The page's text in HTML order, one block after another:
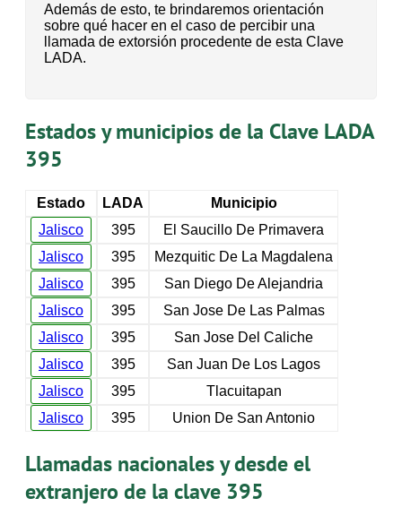
Además de esto, te brindaremos orientación
sobre qué hacer en el caso de percibir una
llamada de extorsión procedente de esta Clave
LADA.
Estados y municipios de la Clave LADA
395
Estado LADA
Municipio
Jalisco
395
El Saucillo De Primavera
Jalisco
395
Mezquitic De La Magdalena
Jalisco
395
San Diego De Alejandria
Jalisco
395
San Jose De Las Palmas
Jalisco
395
San Jose Del Caliche
Jalisco
395
San Juan De Los Lagos
Jalisco
395
Tlacuitapan
Jalisco
395 Union De San Antonio
Llamadas nacionales y desde el
extranjero de la clave 395